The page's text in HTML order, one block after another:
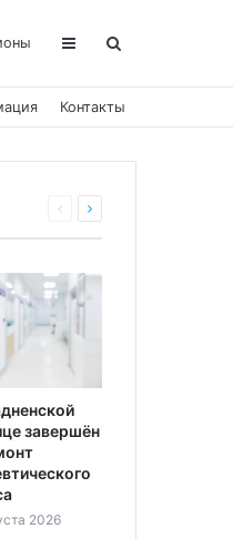
Контакты
завершён
2026